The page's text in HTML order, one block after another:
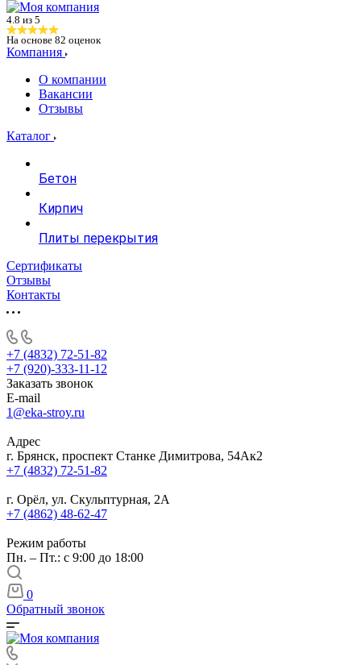
4.8 из 5
На основе 82 оценок
Компания
О компании
Вакансии
Отзывы
Каталог
Бетон
Кирпич
Плиты перекрытия
Сертификаты
Отзывы
Контакты
+7 (4832) 72-51-82
+7 (920)-333-11-12
Заказать звонок
E-mail
1@eka-stroy.ru
Адрес
г. Брянск, проспект Станке Димитрова, 54Ак2
+7 (4832) 72-51-82
г. Орёл, ул. Скульптурная, 2А
+7 (4862) 48-62-47
Режим работы
Пн. – Пт.: с 9:00 до 18:00
0
Обратный звонок